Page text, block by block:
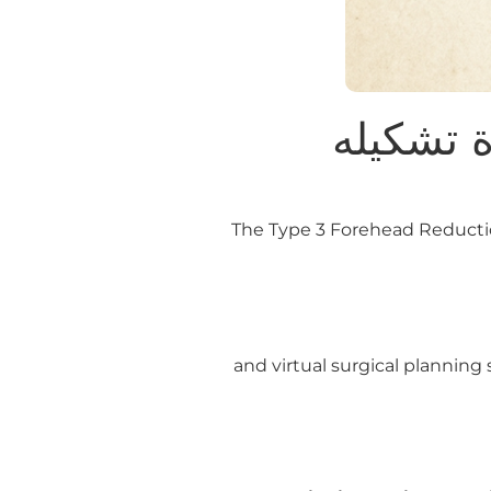
تشكيله
The Type 3 Forehead
and virtual surgical planning